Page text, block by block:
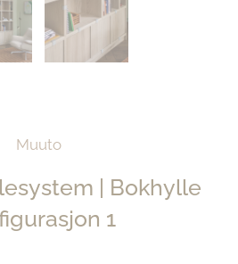
Muuto
| Bokhylle
1